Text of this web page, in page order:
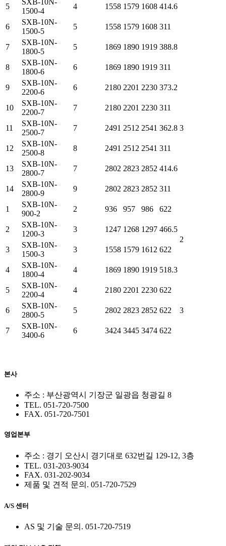
5
SXB-10N-
1500-4
4 1558 1579 1608 414.6
6
SXB-10N-
1500-5
5 1558 1579 1608 311
7
SXB-10N-
1800-5
5 1869 1890 1919 388.8
8
SXB-10N-
1800-6
6 1869 1890 1919 311
3
9
SXB-10N-
2200-6
6 2180 2201 2230 373.2
10
SXB-10N-
2200-7
7 2180 2201 2230 311
11
SXB-10N-
2500-7
7 2491 2512 2541 362.8
12
SXB-10N-
2500-8
8 2491 2512 2541 311
13
SXB-10N-
2800-7
7 2802 2823 2852 414.6
14
SXB-10N-
2800-9
9 2802 2823 2852 311
1
SXB-10N-
900-2
2 936 957 986 622
2
2
SXB-10N-
1200-3
3 1247 1268 1297 466.5
3
SXB-10N-
1500-3
3 1558 1579 1612 622
4
SXB-10N-
1800-4
4 1869 1890 1919 518.3
5
SXB-10N-
2200-4
4 2180 2201 2230 622
3
6
SXB-10N-
2800-5
5 2802 2823 2852 622
7
SXB-10N-
3400-6
6 3424 3445 3474 622
본사
주소 : 부산광역시 기장군 일광읍 청광길 8
TEL. 051-720-7500
FAX. 051-720-7501
영업본부
주소 : 경기 오산시 경기대로 632번길 129-12, 3층
TEL. 031-203-9034
FAX. 031-202-9034
제품 및 견적 문의. 051-720-7529
A/S 센터
AS 및 기술 문의. 051-720-7519